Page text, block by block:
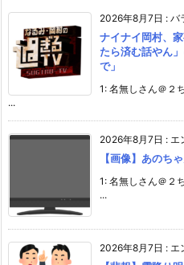
2026年8月7日 : バ
ナイナイ岡村、
たら済む話やん
で」
1: 名無しさん＠２
...
2026年8月7日 : エ
【画像】あのち
1: 名無しさん＠２
...
2026年8月7日 : エ